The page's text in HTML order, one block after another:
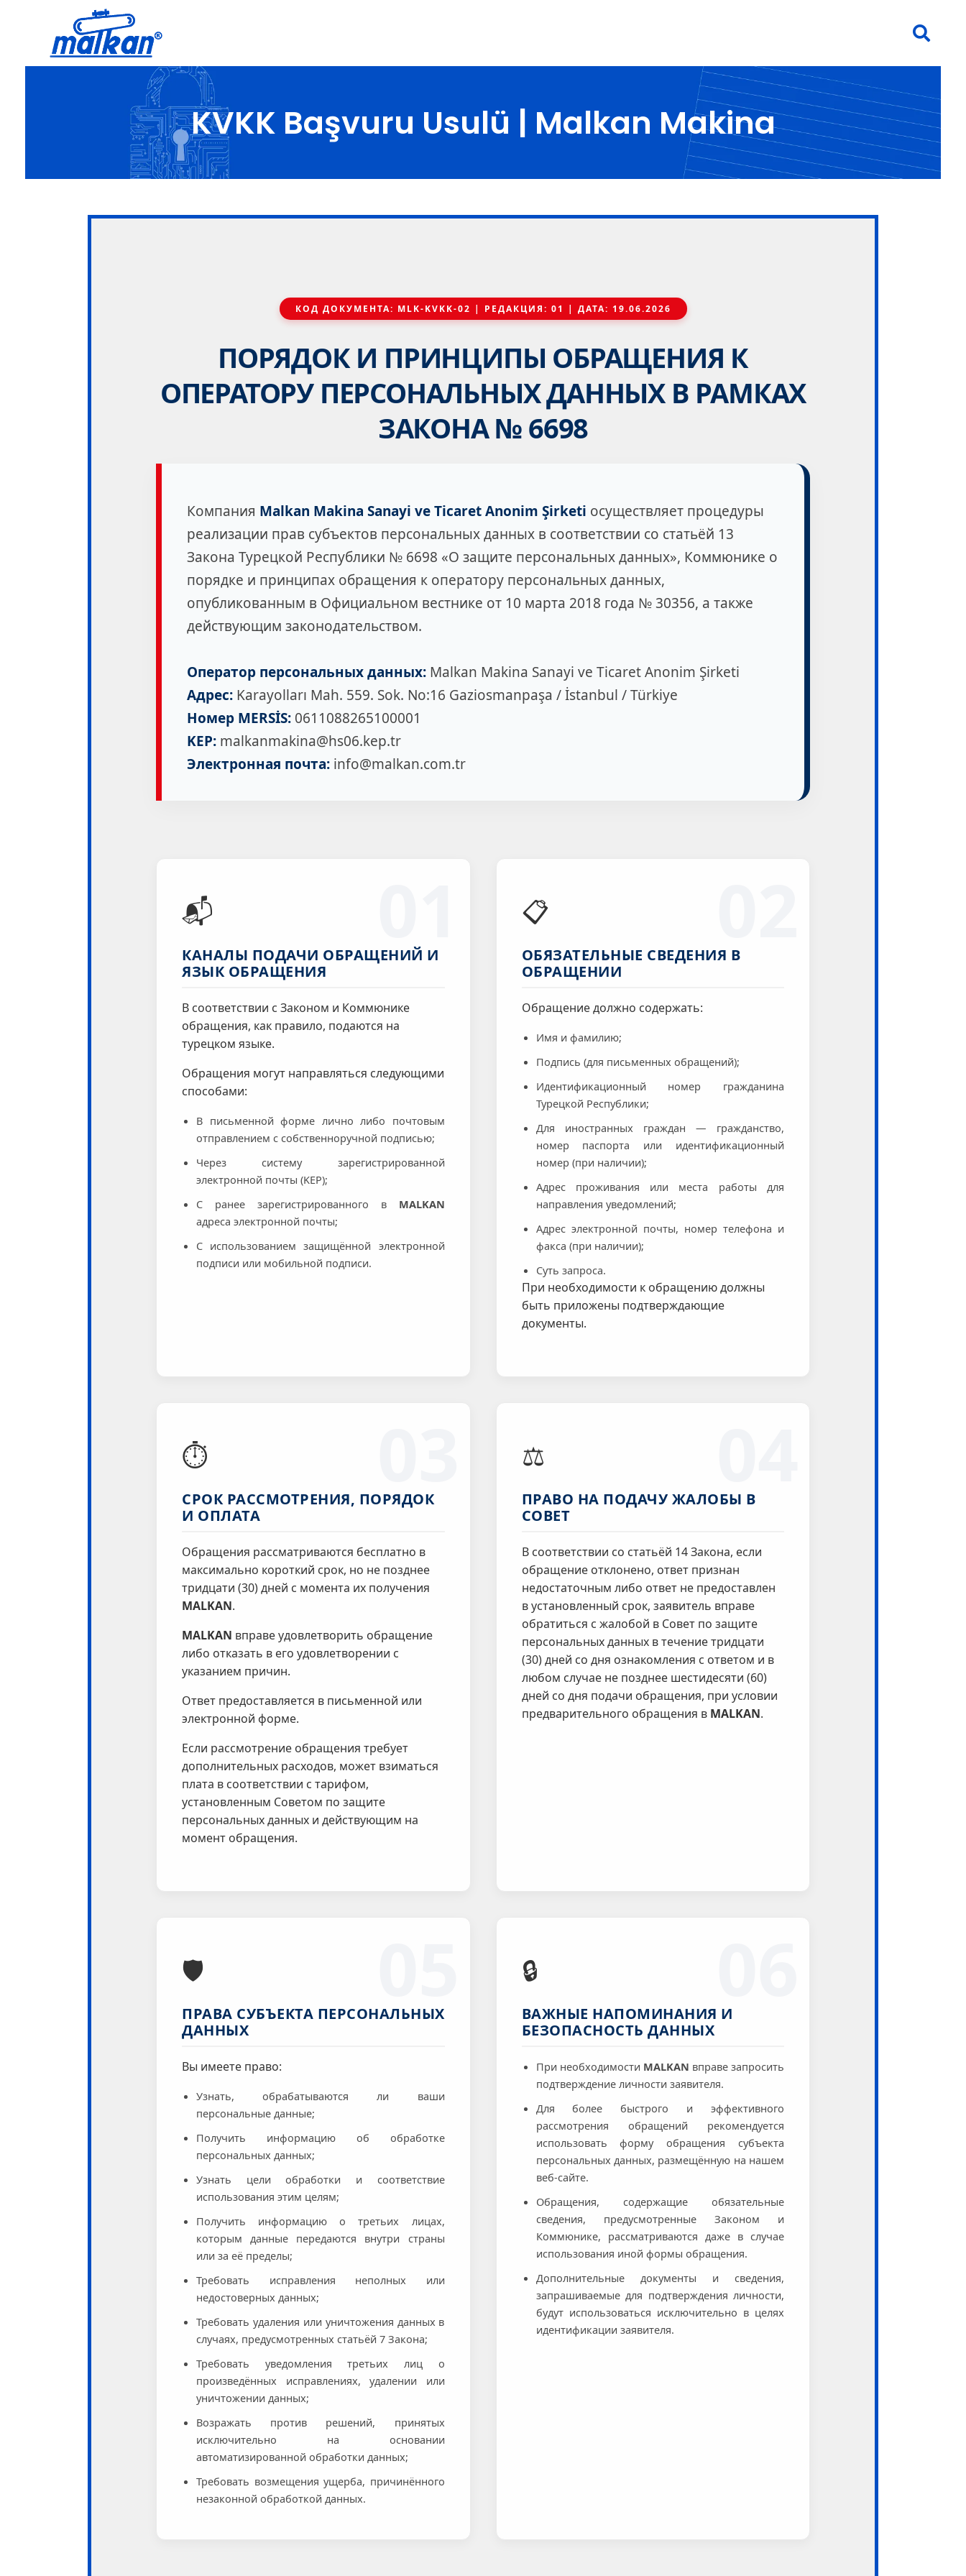
Малкан; с 1971 года
Гладильные и пресс-машины
KVKK Başvuru Usulü | Malkan Makina
КОД ДОКУМЕНТА: MLK-KVKK-02 | РЕДАКЦИЯ: 01 | ДАТА: 19.06.2026
ПОРЯДОК И ПРИНЦИПЫ ОБРАЩЕНИЯ К
ОПЕРАТОРУ ПЕРСОНАЛЬНЫХ ДАННЫХ В РАМКАХ
ЗАКОНА № 6698
Компания Malkan Makina Sanayi ve Ticaret Anonim Şirketi осуществляет процедуры
реализации прав субъектов персональных данных в соответствии со статьёй 13
Закона Турецкой Республики № 6698 «О защите персональных данных», Коммюнике о
порядке и принципах обращения к оператору персональных данных,
опубликованным в Официальном вестнике от 10 марта 2018 года № 30356, а также
действующим законодательством.
Оператор персональных данных: Malkan Makina Sanayi ve Ticaret Anonim Şirketi
Адрес: Karayolları Mah. 559. Sok. No:16 Gaziosmanpaşa / İstanbul / Türkiye
Номер MERSİS: 0611088265100001
KEP: malkanmakina@hs06.kep.tr
Электронная почта: info@malkan.com.tr
📬
КАНАЛЫ ПОДАЧИ ОБРАЩЕНИЙ И
ЯЗЫК ОБРАЩЕНИЯ
В соответствии с Законом и Коммюнике
обращения, как правило, подаются на
турецком языке.
Обращения могут направляться следующими
способами:
В письменной форме лично либо почтовым
отправлением с собственноручной подписью;
Через систему зарегистрированной
электронной почты (KEP);
С ранее зарегистрированного в MALKAN
адреса электронной почты;
С использованием защищённой электронной
подписи или мобильной подписи.
📋
ОБЯЗАТЕЛЬНЫЕ СВЕДЕНИЯ В
ОБРАЩЕНИИ
Обращение должно содержать:
Имя и фамилию;
Подпись (для письменных обращений);
Идентификационный номер гражданина
Турецкой Республики;
Для иностранных граждан — гражданство,
номер паспорта или идентификационный
номер (при наличии);
Адрес проживания или места работы для
направления уведомлений;
Адрес электронной почты, номер телефона и
факса (при наличии);
Суть запроса.
При необходимости к обращению должны
быть приложены подтверждающие
документы.
⏱️
СРОК РАССМОТРЕНИЯ, ПОРЯДОК
И ОПЛАТА
Обращения рассматриваются бесплатно в
максимально короткий срок, но не позднее
тридцати (30) дней с момента их получения
MALKAN.
MALKAN вправе удовлетворить обращение
либо отказать в его удовлетворении с
указанием причин.
Ответ предоставляется в письменной или
электронной форме.
Если рассмотрение обращения требует
дополнительных расходов, может взиматься
плата в соответствии с тарифом,
установленным Советом по защите
персональных данных и действующим на
момент обращения.
⚖️
ПРАВО НА ПОДАЧУ ЖАЛОБЫ В
СОВЕТ
В соответствии со статьёй 14 Закона, если
обращение отклонено, ответ признан
недостаточным либо ответ не предоставлен
в установленный срок, заявитель вправе
обратиться с жалобой в Совет по защите
персональных данных в течение тридцати
(30) дней со дня ознакомления с ответом и в
любом случае не позднее шестидесяти (60)
дней со дня подачи обращения, при условии
предварительного обращения в MALKAN.
🛡️
ПРАВА СУБЪЕКТА ПЕРСОНАЛЬНЫХ
ДАННЫХ
Вы имеете право:
Узнать, обрабатываются ли ваши
персональные данные;
Получить информацию об обработке
персональных данных;
Узнать цели обработки и соответствие
использования этим целям;
Получить информацию о третьих лицах,
которым данные передаются внутри страны
или за её пределы;
Требовать исправления неполных или
недостоверных данных;
Требовать удаления или уничтожения данных в
случаях, предусмотренных статьёй 7 Закона;
Требовать уведомления третьих лиц о
произведённых исправлениях, удалении или
уничтожении данных;
Возражать против решений, принятых
исключительно на основании
автоматизированной обработки данных;
Требовать возмещения ущерба, причинённого
незаконной обработкой данных.
🔒
ВАЖНЫЕ НАПОМИНАНИЯ И
БЕЗОПАСНОСТЬ ДАННЫХ
При необходимости MALKAN вправе запросить
подтверждение личности заявителя.
Для более быстрого и эффективного
рассмотрения обращений рекомендуется
использовать форму обращения субъекта
персональных данных, размещённую на нашем
веб-сайте.
Обращения, содержащие обязательные
сведения, предусмотренные Законом и
Коммюнике, рассматриваются даже в случае
использования иной формы обращения.
Дополнительные документы и сведения,
запрашиваемые для подтверждения личности,
будут использоваться исключительно в целях
идентификации заявителя.